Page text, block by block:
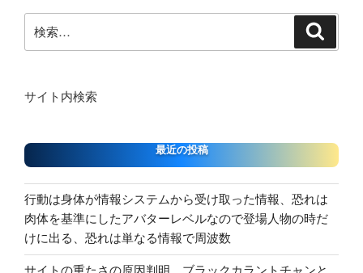
索:
サイト内検索
最近の投稿
行動は身体が情報システムから受け取った情報、恐れは
肉体を基準にしたアバターレベルなので登場人物の時だ
けに出る、恐れは単なる情報で周波数